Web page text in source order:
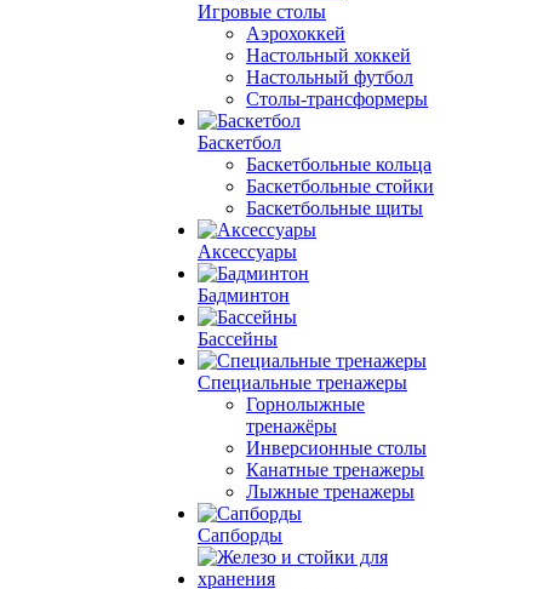
Игровые столы
Аэрохоккей
Настольный хоккей
Настольный футбол
Столы-трансформеры
Баскетбол
Баскетбольные кольца
Баскетбольные стойки
Баскетбольные щиты
Аксессуары
Бадминтон
Бассейны
Специальные тренажеры
Горнолыжные
тренажёры
Инверсионные столы
Канатные тренажеры
Лыжные тренажеры
Сапборды